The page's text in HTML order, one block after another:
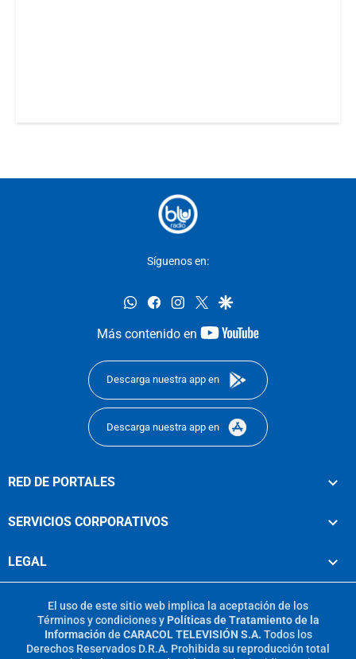
Síguenos en:
whatsappfacebookinstagram
twittergoogle
Más contenido en
youtube-
Descarga nuestra app en
Descarga nuestra app en
RED DE PORTALES
SERVICIOS CORPORATIVOS
LEGAL
El uso de este sitio web implica la aceptación de los
Términos y condicionesy Políticas de Tratamiento de la
Información de CARACOL TELEVISIÓN S.A. Todos los
Derechos Reservados D.R.A. Prohibida su reproducción total